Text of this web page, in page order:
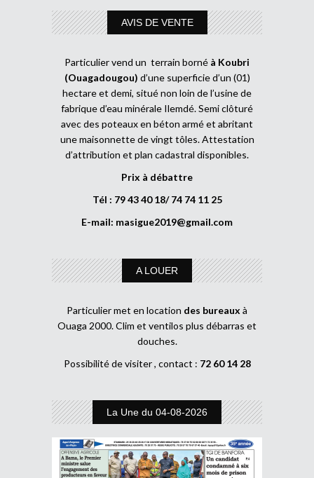
AVIS DE VENTE
Particulier vend un terrain borné à Koubri
(Ouagadougou) d’une superficie d’un (01)
hectare et demi, situé non loin de l’usine de
fabrique d’eau minérale Ilemdé. Semi clôturé
avec des poteaux en béton armé et abritant
une maisonnette de vingt tôles. Attestation
d’attribution et plan cadastral disponibles.
Prix à débattre
Tél : 79 43 40 18/ 74 74 11 25
E-mail: masigue2019@gmail.com
A LOUER
Particulier met en location des bureaux à
Ouaga 2000. Clim et ventilos plus débarras et
douches.
Possibilité de visiter , contact : 72 60 14 28
La Une du 04-08-2026